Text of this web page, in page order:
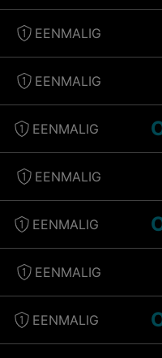
EENMALIG
EENMALIG
EENMALIG
EENMALIG
EENMALIG
EENMALIG
EENMALIG